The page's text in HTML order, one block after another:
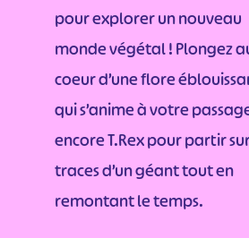
pour explorer un nouveau
monde végétal ! Plongez
coeur d’une flore
qui s’anime à votre
encore T.Rex pour partir
traces d’un géant tout en
remontant le temps.